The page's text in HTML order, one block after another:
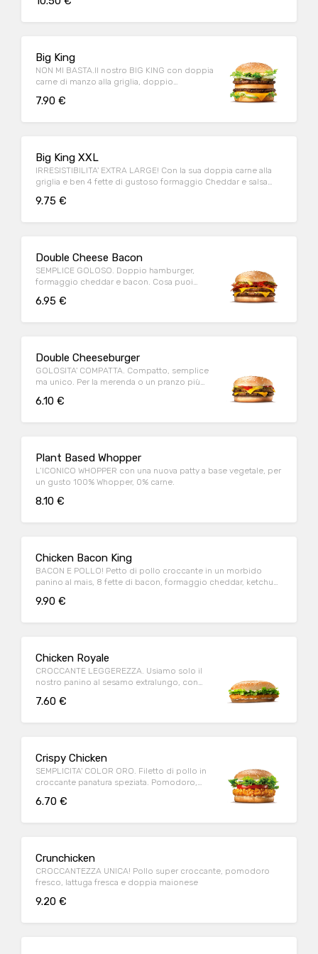
Big King
NON MI BASTA.Il nostro BIG KING con doppia
carne di manzo alla griglia, doppio
7.90 €
Big King XXL
IRRESISTIBILITA' EXTRA LARGE! Con la sua doppia carne alla
griglia e ben 4 fette di gustoso formaggio Cheddar e salsa
9.75 €
Double Cheese Bacon
SEMPLICE GOLOSO. Doppio hamburger,
formaggio cheddar e bacon. Cosa puoi
6.95 €
Double Cheeseburger
GOLOSITA' COMPATTA. Compatto, semplice
ma unico. Per la merenda o un pranzo più
6.10 €
Plant Based Whopper
L’ICONICO WHOPPER con una nuova patty a base vegetale, per
un gusto 100% Whopper, 0% carne.
8.10 €
Chicken Bacon King
BACON E POLLO! Petto di pollo croccante in un morbido
panino al mais, 8 fette di bacon, formaggio cheddar, ketchup,
9.90 €
Chicken Royale
CROCCANTE LEGGEREZZA. Usiamo solo il
nostro panino al sesamo extralungo, con
7.60 €
Crispy Chicken
SEMPLICITA' COLOR ORO. Filetto di pollo in
croccante panatura speziata. Pomodoro,
6.70 €
Crunchicken
CROCCANTEZZA UNICA! Pollo super croccante, pomodoro
fresco, lattuga fresca e doppia maionese
9.20 €